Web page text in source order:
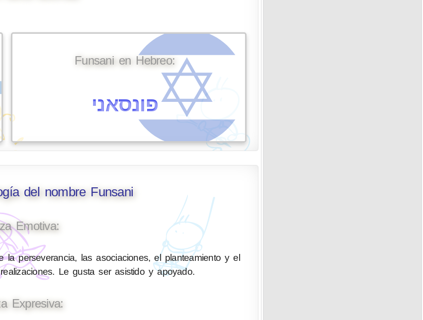
Funsani en Hebreo:
פונסאני
del nombre Funsani
Emotiva:
perseverancia, las asociaciones, el planteamiento y el
Le gusta ser asistido y apoyado.
Expresiva: